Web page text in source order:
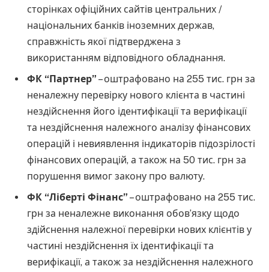
сторінках офіційних сайтів центральних /
національних банків іноземних держав,
справжність якої підтверджена з
використанням відповідного обладнання.
ФК “Партнер” – оштрафовано на 255 тис. грн за
неналежну перевірку нового клієнта в частині
нездійснення його ідентифікації та верифікації
та нездійснення належного аналізу фінансових
операцій і невиявлення індикаторів підозрілості
фінансових операцій, а також на 50 тис. грн за
порушення вимог закону про валюту.
ФК “Ліберті Фінанс” – оштрафовано на 255 тис.
грн за неналежне виконання обов’язку щодо
здійснення належної перевірки нових клієнтів у
частині нездійснення їх ідентифікації та
верифікації, а також за нездійснення належного